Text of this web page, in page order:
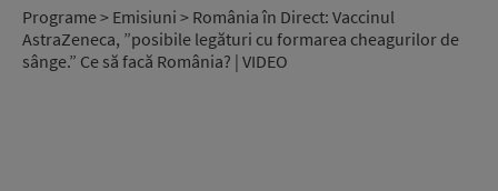
Programe> Emisiuni > România în Direct: Vaccinul
AstraZeneca, ”posibile legături cu formarea cheagurilor de
sânge.” Ce să facă România? | VIDEO
RADIO
CONCURSURI